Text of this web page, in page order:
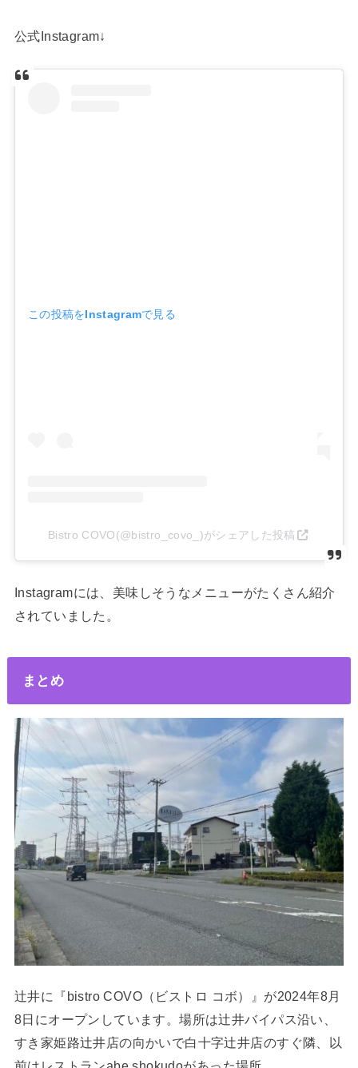
公式Instagram↓
この投稿をInstagramで見る
Bistro COVO(@bistro_covo_)がシェアした投稿
Instagramには、美味しそうなメニューがたくさん紹介
されていました。
まとめ
辻井に『bistro COVO（ビストロ コボ）』が2024年8月
8日にオープンしています。場所は辻井バイパス沿い、
すき家姫路辻井店の向かいで白十字辻井店のすぐ隣、以